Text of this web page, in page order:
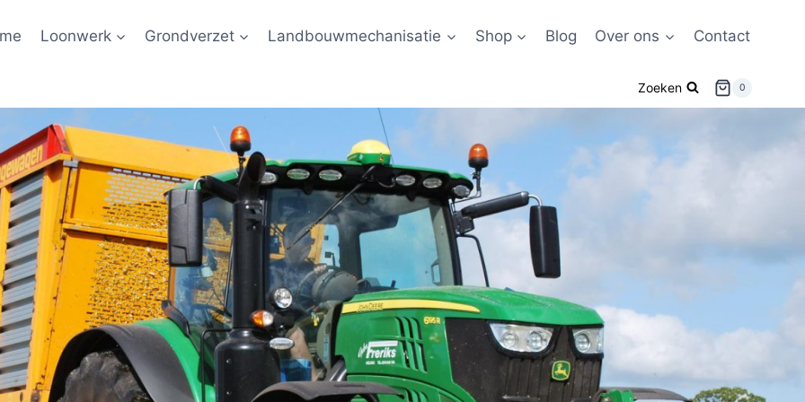
Loonwerk Grondverzet Landbouwmechanisatie Shop Blog Over ons Contact
Zoeken 0